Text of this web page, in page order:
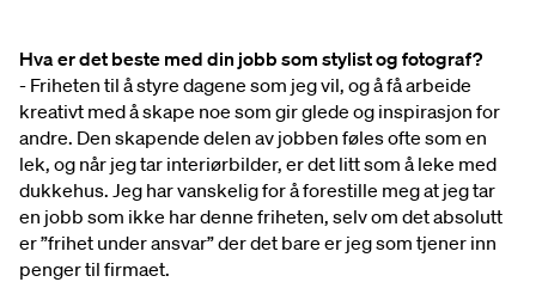
Hva er det beste med din jobb som stylist og fotograf?
- Friheten til å styre dagene som jeg vil, og å få arbeide
kreativt med å skape noe som gir glede og inspirasjon for
andre. Den skapende delen av jobben føles ofte som en
lek, og når jeg tar interiørbilder, er det litt som å leke med
dukkehus. Jeg har vanskelig for å forestille meg at jeg tar
en jobb som ikke har denne friheten, selv om det absolutt
er ”frihet under ansvar” der det bare er jeg som tjener inn
penger til firmaet.